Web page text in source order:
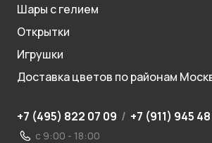
Шары с гелием
Открытки
Игрушки
Доставка цветов по районам
+7 (495) 822 07 09 / +7 (911) 945 48
с 9:00 - 18:00